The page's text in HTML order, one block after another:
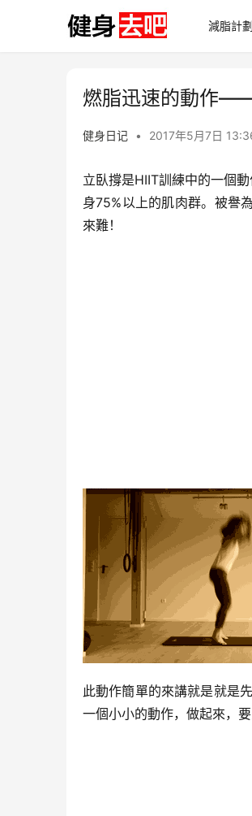
減脂計劃
燃脂迅速的動作——
健身日记 • 2017年5月7日
立臥撐是HIIT訓練中的一個動
身75%以上的肌肉群。被譽
來難！
此動作簡單的來講就是就是
一個小小的動作，做起來，